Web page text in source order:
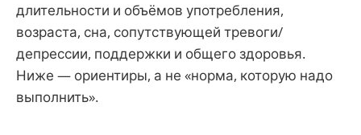
длительности и объёмов употребления,
возраста, сна, сопутствующей тревоги/
депрессии, поддержки и общего здоровья.
Ниже — ориентиры, а не «норма, которую надо
выполнить».